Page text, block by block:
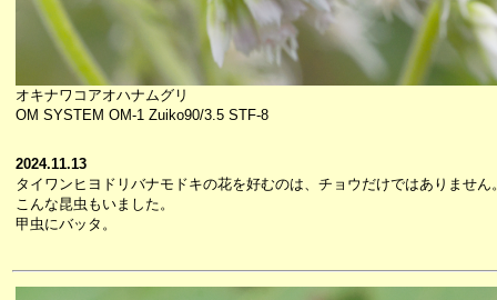
オキナワコアオハナムグリ
OM SYSTEM OM-1 Zuiko90/3.5 STF-8
2024.11.13
タイワンヒヨドリバナモドキの花を好むのは、チョウだけではありません
こんな昆虫もいました。
甲虫にバッタ。